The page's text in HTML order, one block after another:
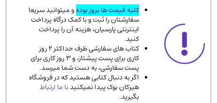
فلسفه و جامعه شناسی(151)
ادبیات و شعر
ادیان و مذاهب
دانشگاهی و آموزشی
اقتصادی، بازاریابی و مالی(56)
کلیه قیمت ها بروز بودهو میتوانید سریعا
سفارشتان را ثبت و با کمک درگاه پرداخت
اینترنتی پارسیان، هزینه آن را پرداخت
کنید.
کتاب های سفارشی ظرف حداکثر 2 روز
کاری برای پست پیشتاز، و 3 روز کاری برای
پست سفارشی، به دست شما میرسد.
اگر به دنبال کتابی هستید که در فروشگاه
هیرکان بوک پیدا نمیکنیدبا ما ارتباط
بگیرید.